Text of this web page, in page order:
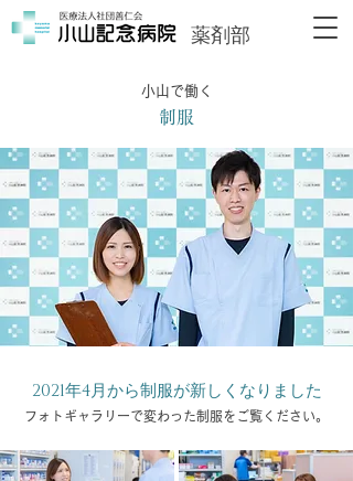
薬剤部
小山で働く
制服
2021年4月から制服が新しくなりました
フォトギャラリーで変わった制服をご覧ください。